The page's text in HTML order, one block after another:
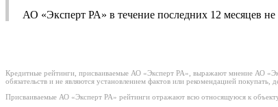
АО «Эксперт РА» в течение последних 12 месяцев
Кредитные рейтинги, присваиваемые АО «Эксперт РА», выражают мнение АО
обязательств и не являются установлением фактов или рекомендацией
Присваиваемые АО «Эксперт РА» рейтинги отражают всю относящуюся к